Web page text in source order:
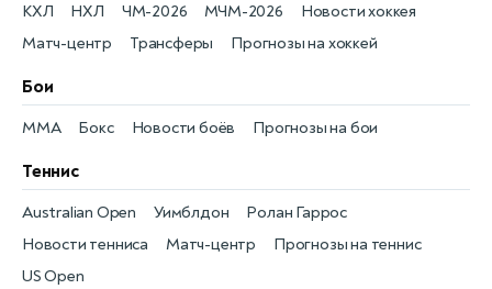
Новости хоккея
КХЛ
Матч-центр
НХЛ
Трансферы
ЧМ-2026
Прогнозы на хоккей
МЧМ-2026
Бои
Новости боёв
MMA Прогнозы на бои
Бокс
Теннис
Новости тенниса
Australian Open
Матч-центр
Уимблдон
Прогнозы на теннис
Ролан Гаррос
US Open